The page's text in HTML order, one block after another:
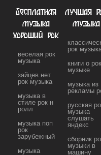
бесплатная
музыка
хороший рок
веселая рок
музыка
зайцев нет
рок музыка
музыка в
стиле рок н
ролл
музыка поп
рок
зарубежный
музыка
лучшая
музыка
рок
книги о рок
музыке
музыка из
рекламы
русская
музыка
слушать
яндекс
сборник
музыки в
машину